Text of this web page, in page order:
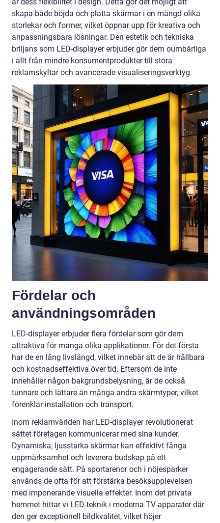
är dess flexibilitet i design. Detta gör det möjligt att
skapa både böjda och platta skärmar i en mängd olika
storlekar och former, vilket öppnar upp för kreativa och
anpassningsbara lösningar. Den estetik och tekniska
briljans som LED-displayer erbjuder gör dem oumbärliga
i allt från mindre konsumentprodukter till stora
reklamskyltar och avancerade visualiseringsverktyg.
Fördelar och
användningsområden
LED-displayer erbjuder flera fördelar som gör dem
attraktiva för många olika applikationer. För det första
har de en lång livslängd, vilket innebär att de är hållbara
och kostnadseffektiva över tid. Eftersom de inte
innehåller någon bakgrundsbelysning, är de också
tunnare och lättare än många andra skärmtyper, vilket
förenklar installation och transport.
Inom reklamvärlden har LED-displayer revolutionerat
sättet företagen kommunicerar med sina kunder.
Dynamiska, ljusstarka skärmar kan effektivt fånga
uppmärksamhet och leverera budskap på ett
engagerande sätt. På sportarenor och i nöjesparker
används de ofta för att förstärka besöksupplevelsen
med imponerande visuella effekter. Inom det privata
hemmet hittar vi LED-teknik i moderna TV-apparater där
den ger exceptionell bildkvalitet, vilket höjer